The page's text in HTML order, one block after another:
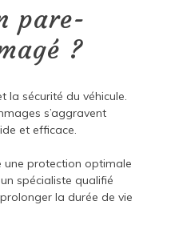
pare-
?
la sécurité du véhicule.
s’aggravent
et efficace.
une protection optimale
spécialiste qualifié
la durée de vie